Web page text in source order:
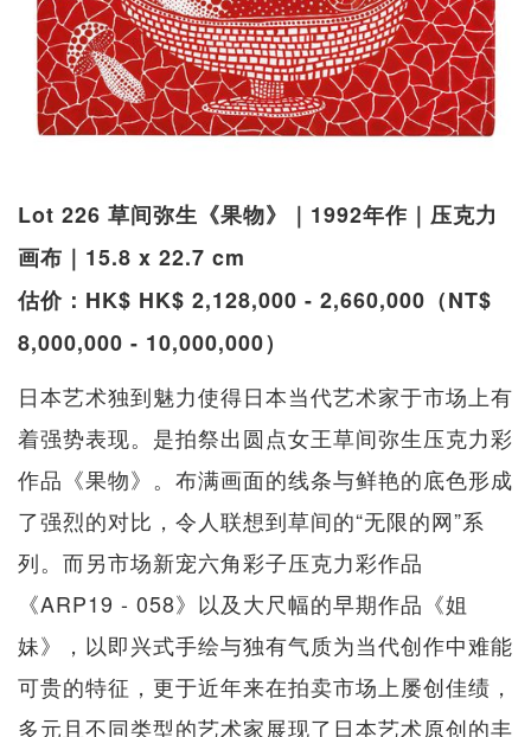
Lot 226 草间弥生《果物》｜1992年作｜压克力
画布｜15.8 x 22.7 cm
估价：HK$ HK$ 2,128,000 - 2,660,000（NT$
8,000,000 - 10,000,000）
日本艺术独到魅力使得日本当代艺术家于市场上有
着强势表现。是拍祭出圆点女王草间弥生压克力彩
作品《果物》。布满画面的线条与鲜艳的底色形成
了强烈的对比，令人联想到草间的“无限的网”系
列。而另市场新宠六角彩子压克力彩作品
《ARP19 - 058》以及大尺幅的早期作品《姐
妹》，以即兴式手绘与独有气质为当代创作中难能
可贵的特征，更于近年来在拍卖市场上屡创佳绩，
多元且不同类型的艺术家展现了日本艺术原创的丰